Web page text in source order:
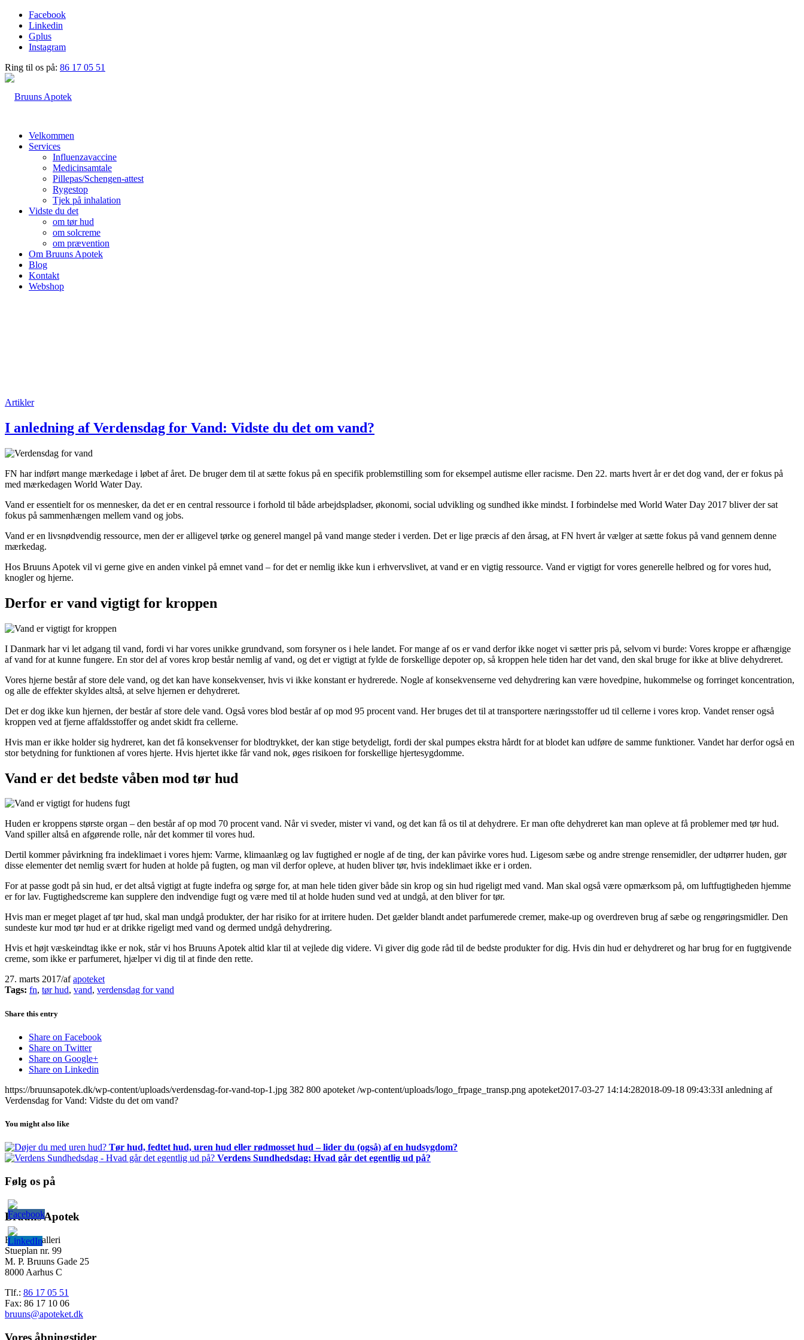
Facebook
Linkedin
Gplus
Instagram
Ring til os på: 86 17 05 51
Velkommen
Services
Influenzavaccine
Medicinsamtale
Pillepas/Schengen-attest
Rygestop
Tjek på inhalation
Vidste du det
om tør hud
om solcreme
om prævention
Om Bruuns Apotek
Blog
Kontakt
Webshop
Artikler
I anledning af Verdensdag for Vand: Vidste du det om vand?
FN har indført mange mærkedage i løbet af året. De bruger dem til at sætte fokus på en specifik problemstilling som for eksempel autisme eller racisme. Den 22. marts hvert år er det dog vand, der er fokus på
med mærkedagen World Water Day.
Vand er essentielt for os mennesker, da det er en central ressource i forhold til både arbejdspladser, økonomi, social udvikling og sundhed ikke mindst. I forbindelse med World Water Day 2017 bliver der sat
fokus på sammenhængen mellem vand og jobs.
Vand er en livsnødvendig ressource, men der er alligevel tørke og generel mangel på vand mange steder i verden. Det er lige præcis af den årsag, at FN hvert år vælger at sætte fokus på vand gennem denne
mærkedag.
Hos Bruuns Apotek vil vi gerne give en anden vinkel på emnet vand – for det er nemlig ikke kun i erhvervslivet, at vand er en vigtig ressource. Vand er vigtigt for vores generelle helbred og for vores hud,
knogler og hjerne.
Derfor er vand vigtigt for kroppen
I Danmark har vi let adgang til vand, fordi vi har vores unikke grundvand, som forsyner os i hele landet. For mange af os er vand derfor ikke noget vi sætter pris på, selvom vi burde: Vores kroppe er afhængige
af vand for at kunne fungere. En stor del af vores krop består nemlig af vand, og det er vigtigt at fylde de forskellige depoter op, så kroppen hele tiden har det vand, den skal bruge for ikke at blive dehydreret.
Vores hjerne består af store dele vand, og det kan have konsekvenser, hvis vi ikke konstant er hydrerede. Nogle af konsekvenserne ved dehydrering kan være hovedpine, hukommelse og forringet koncentration,
og alle de effekter skyldes altså, at selve hjernen er dehydreret.
Det er dog ikke kun hjernen, der består af store dele vand. Også vores blod består af op mod 95 procent vand. Her bruges det til at transportere næringsstoffer ud til cellerne i vores krop. Vandet renser også
kroppen ved at fjerne affaldsstoffer og andet skidt fra cellerne.
Hvis man er ikke holder sig hydreret, kan det få konsekvenser for blodtrykket, der kan stige betydeligt, fordi der skal pumpes ekstra hårdt for at blodet kan udføre de samme funktioner. Vandet har derfor også en
stor betydning for funktionen af vores hjerte. Hvis hjertet ikke får vand nok, øges risikoen for forskellige hjertesygdomme.
Vand er det bedste våben mod tør hud
Huden er kroppens største organ – den består af op mod 70 procent vand. Når vi sveder, mister vi vand, og det kan få os til at dehydrere. Er man ofte dehydreret kan man opleve at få problemer med tør hud.
Vand spiller altså en afgørende rolle, når det kommer til vores hud.
Dertil kommer påvirkning fra indeklimaet i vores hjem: Varme, klimaanlæg og lav fugtighed er nogle af de ting, der kan påvirke vores hud. Ligesom sæbe og andre strenge rensemidler, der udtørrer huden, gør
disse elementer det nemlig svært for huden at holde på fugten, og man vil derfor opleve, at huden bliver tør, hvis indeklimaet ikke er i orden.
For at passe godt på sin hud, er det altså vigtigt at fugte indefra og sørge for, at man hele tiden giver både sin krop og sin hud rigeligt med vand. Man skal også være opmærksom på, om luftfugtigheden hjemme
er for lav. Fugtighedscreme kan supplere den indvendige fugt og være med til at holde huden sund ved at undgå, at den bliver for tør.
Hvis man er meget plaget af tør hud, skal man undgå produkter, der har risiko for at irritere huden. Det gælder blandt andet parfumerede cremer, make-up og overdreven brug af sæbe og rengøringsmidler. Den
sundeste kur mod tør hud er at drikke rigeligt med vand og dermed undgå dehydrering.
Hvis et højt væskeindtag ikke er nok, står vi hos Bruuns Apotek altid klar til at vejlede dig videre. Vi giver dig gode råd til de bedste produkter for dig. Hvis din hud er dehydreret og har brug for en fugtgivende
creme, som ikke er parfumeret, hjælper vi dig til at finde den rette.
27. marts 2017/afapoteket
Tags: fn, tør hud, vand, verdensdag for vand
Share this entry
Share on Facebook
Share on Twitter
Share on Google+
Share on Linkedin
https://bruunsapotek.dk/wp-content/uploads/verdensdag-for-vand-top-1.jpg 382 800 apoteket /wp-content/uploads/logo_frpage_transp.png apoteket2017-03-27 14:14:282018-09-18 09:43:33I anledning af
Verdensdag for Vand: Vidste du det om vand?
You might also like
Tør hud, fedtet hud, uren hud eller rødmosset hud – lider du (også) af en hudsygdom?
Verdens Sundhedsdag: Hvad går det egentlig ud på?
Følg os på
Bruuns Apotek
Bruuns Galleri
Stueplan nr. 99
M. P. Bruuns Gade 25
8000 Aarhus C
Tlf.: 86 17 05 51
Fax: 86 17 10 06
bruuns@apoteket.dk
Vores åbningstider